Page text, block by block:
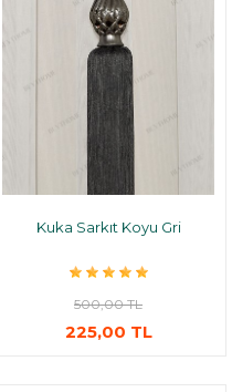
Kuka Sarkıt Koyu Gri
500,00 TL
225,00 TL